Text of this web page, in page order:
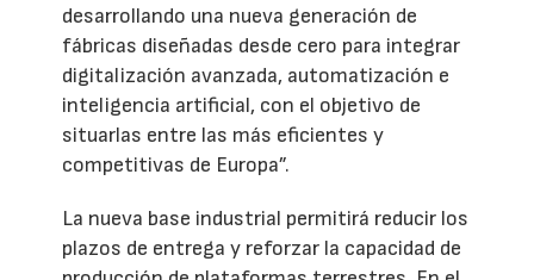
desarrollando una nueva generación de
fábricas diseñadas desde cero para integrar
digitalización avanzada, automatización e
inteligencia artificial, con el objetivo de
situarlas entre las más eficientes y
competitivas de Europa”.
La nueva base industrial permitirá reducir los
plazos de entrega y reforzar la capacidad de